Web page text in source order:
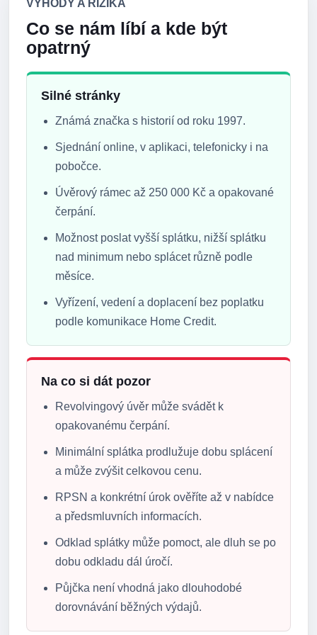
VÝHODY A RIZIKA
Co se nám líbí a kde být
opatrný
Silné stránky
Známá značka s historií od roku 1997.
Sjednání online, v aplikaci, telefonicky i na
pobočce.
Úvěrový rámec až 250 000 Kč a opakované
čerpání.
Možnost poslat vyšší splátku, nižší splátku
nad minimum nebo splácet různě podle
měsíce.
Vyřízení, vedení a doplacení bez poplatku
podle komunikace Home Credit.
Na co si dát pozor
Revolvingový úvěr může svádět k
opakovanému čerpání.
Minimální splátka prodlužuje dobu splácení
a může zvýšit celkovou cenu.
RPSN a konkrétní úrok ověříte až v nabídce
a předsmluvních informacích.
Odklad splátky může pomoct, ale dluh se po
dobu odkladu dál úročí.
Půjčka není vhodná jako dlouhodobé
dorovnávání běžných výdajů.